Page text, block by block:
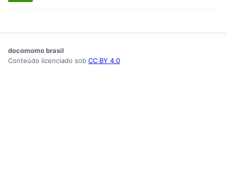
docomomo brasil
Conteúdo licenciado sob CC BY 4.0